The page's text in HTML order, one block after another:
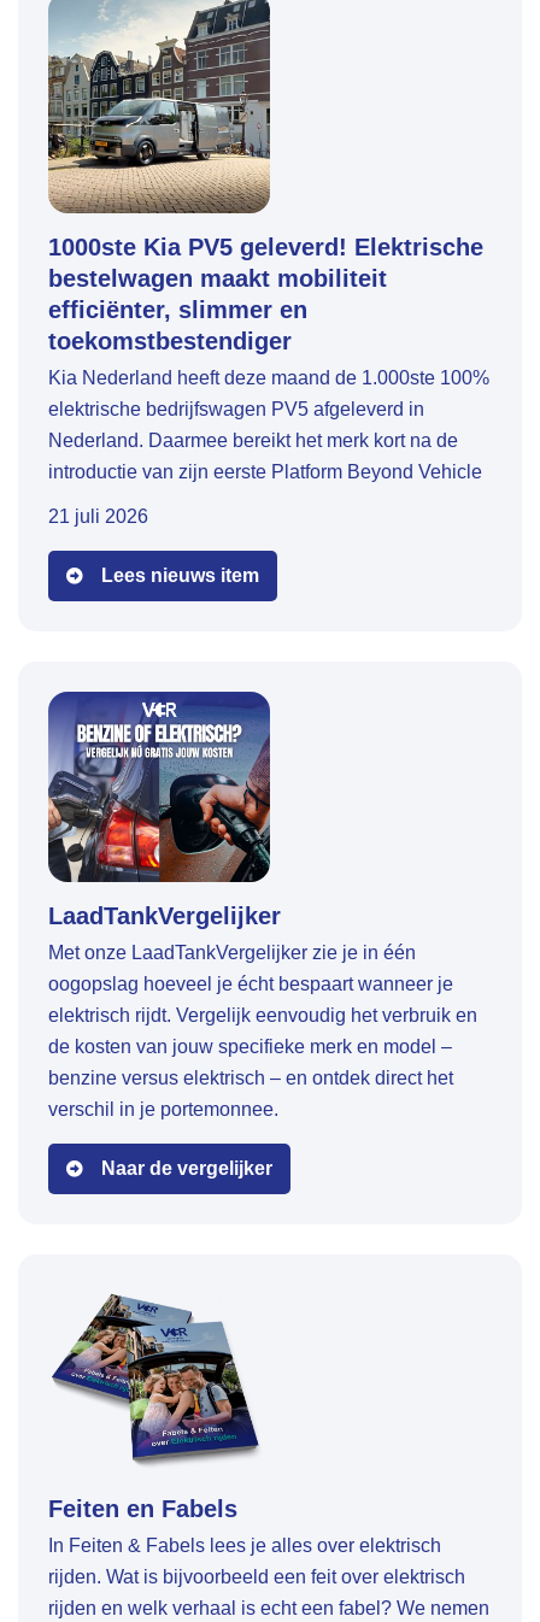
1000ste Kia PV5 geleverd! Elektrische
bestelwagen maakt mobiliteit
efficiënter, slimmer en
toekomstbestendiger
Kia Nederland heeft deze maand de 1.000ste 100%
elektrische bedrijfswagen PV5 afgeleverd in
Nederland. Daarmee bereikt het merk kort na de
introductie van zijn eerste Platform Beyond Vehicle
Nederlandse bedrijfswagenmarkt.
21 juli 2026
Lees nieuws item
LaadTankVergelijker
Met onze LaadTankVergelijker zie je in één
oogopslag hoeveel je écht bespaart wanneer je
elektrisch rijdt. Vergelijk eenvoudig het verbruik en
de kosten van jouw specifieke merk en model –
benzine versus elektrisch – en ontdek direct het
verschil in je portemonnee.
Naar de vergelijker
Feiten en Fabels
In Feiten & Fabels lees je alles over elektrisch
rijden. Wat is bijvoorbeeld een feit over elektrisch
rijden en welk verhaal is echt een fabel? We nemen